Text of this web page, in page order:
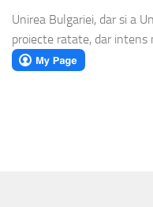
Unirea Bulgariei, dar si a
proiecte ratate, dar intens